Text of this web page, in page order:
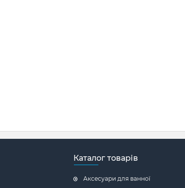
Каталог товарів
Аксесуари для ванної